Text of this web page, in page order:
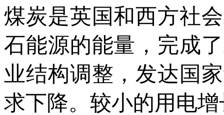
煤炭是英国和西方社
石能源的能量，完成
业结构调整，发达国
求下降。较小的用电